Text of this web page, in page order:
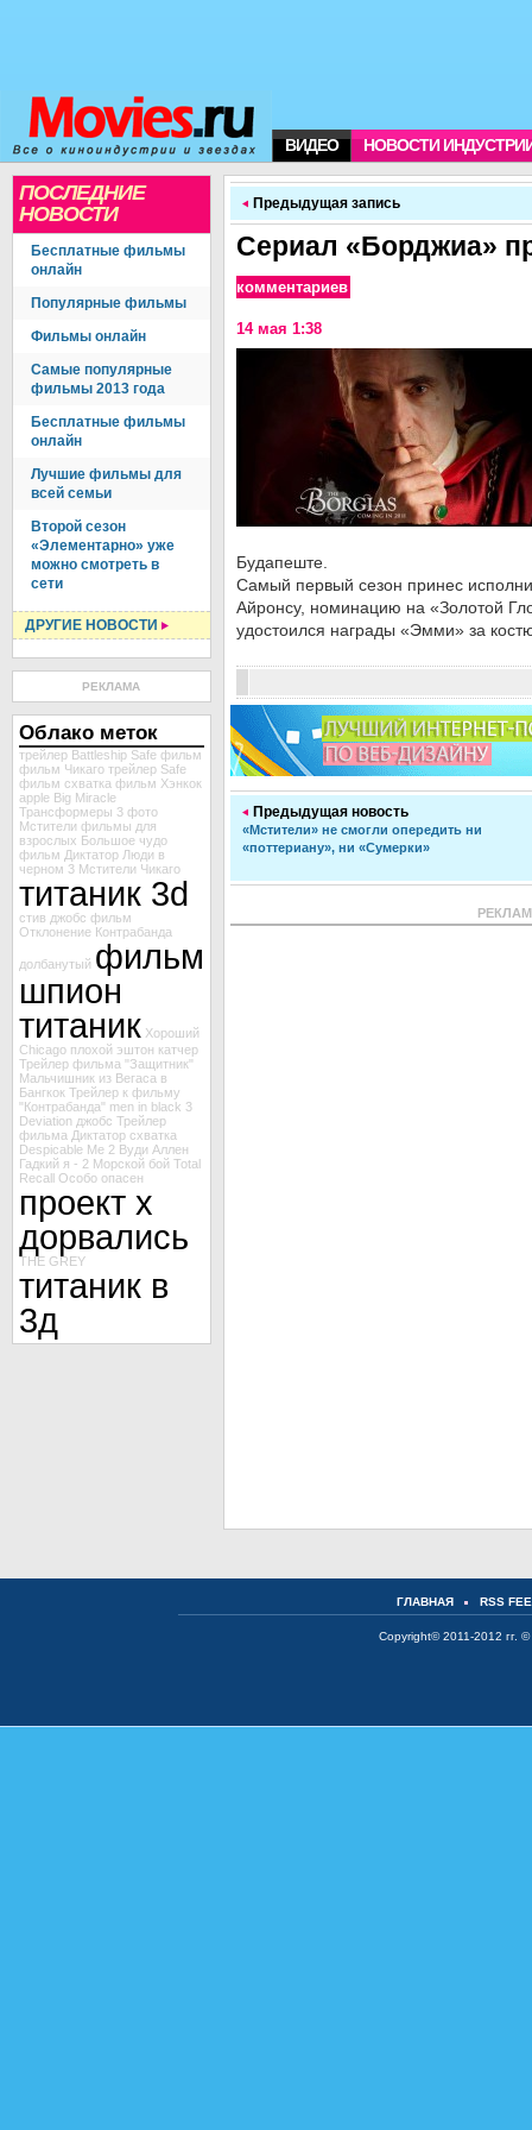
ВИДЕО НОВОСТИ
ПОСЛЕДНИЕ
НОВОСТИ
Бесплатные фильмы
онлайн
Популярные фильмы
Фильмы онлайн
Самые популярные
фильмы 2013 года
Бесплатные фильмы
онлайн
Лучшие фильмы для
всей семьи
Второй сезон
«Элементарно» уже
можно смотреть в
сети
ДРУГИЕ НОВОСТИ
РЕКЛАМА
Облако меток
трейлер Battleship Safe фильм
фильм Чикаго трейлер Safe
фильм схватка фильм Хэнкок
apple Big Miracle
Трансформеры 3 фото
Мстители фильмы для
взрослых Большое чудо
фильм Диктатор Люди в
черном 3 Мстители Чикаго
титаник 3d
стив джобс фильм
Отклонение Контрабанда
долбанутый фильм
шпион
титаник Хороший
Chicago плохой эштон катчер
Трейлер фильма "Защитник"
Мальчишник из Вегаса в
Бангкок Трейлер к фильму
"Контрабанда" men in black 3
Deviation джобс Трейлер
фильма Диктатор схватка
Despicable Me 2 Вуди Аллен
Гадкий я - 2 Морской бой Total
Recall Особо опасен
проект х
дорвались
THE GREY
титаник в
3д
Предыдущая запись
Сериал «Борджиа»
комментариев
14 мая 1:38
Будапеште.
Самый первый сезон принес
Айронсу, номинацию на «Золотой
удостоился награды «Эмми» за
Предыдущая новость
«Мстители» не смогли опередить ни
«поттериану», ни «Сумерки»
ГЛАВНАЯ RSS
Copyright© 2011-2012 гг. ©